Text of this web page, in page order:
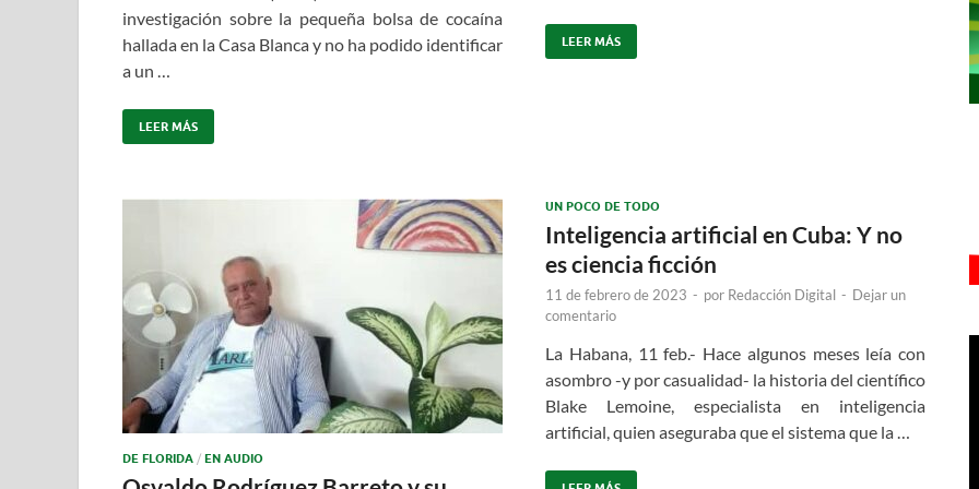
investigación sobre la pequeña bolsa de cocaína
hallada en la Casa Blanca y no ha podido identificar
a un …
LEER MÁS
LEER MÁS
DE FLORIDA / EN AUDIO
UN POCO DE TODO
Inteligencia artificial en Cuba: Y no
es ciencia ficción
11 de febrero de 2023 - por Redacción Digital - Dejar un
comentario
La Habana, 11 feb.- Hace algunos meses leía con
asombro -y por casualidad- la historia del científico
Blake Lemoine, especialista en inteligencia
artificial, quien aseguraba que el sistema que la …